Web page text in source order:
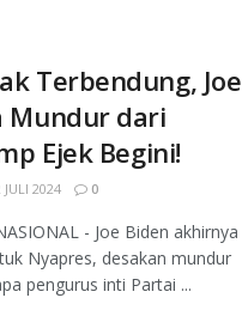
Terbendung, Joe
Mundur dari
Ejek Begini!
2024 0
- Joe Biden akhirnya
Nyapres, desakan mundur
pengurus inti Partai ...